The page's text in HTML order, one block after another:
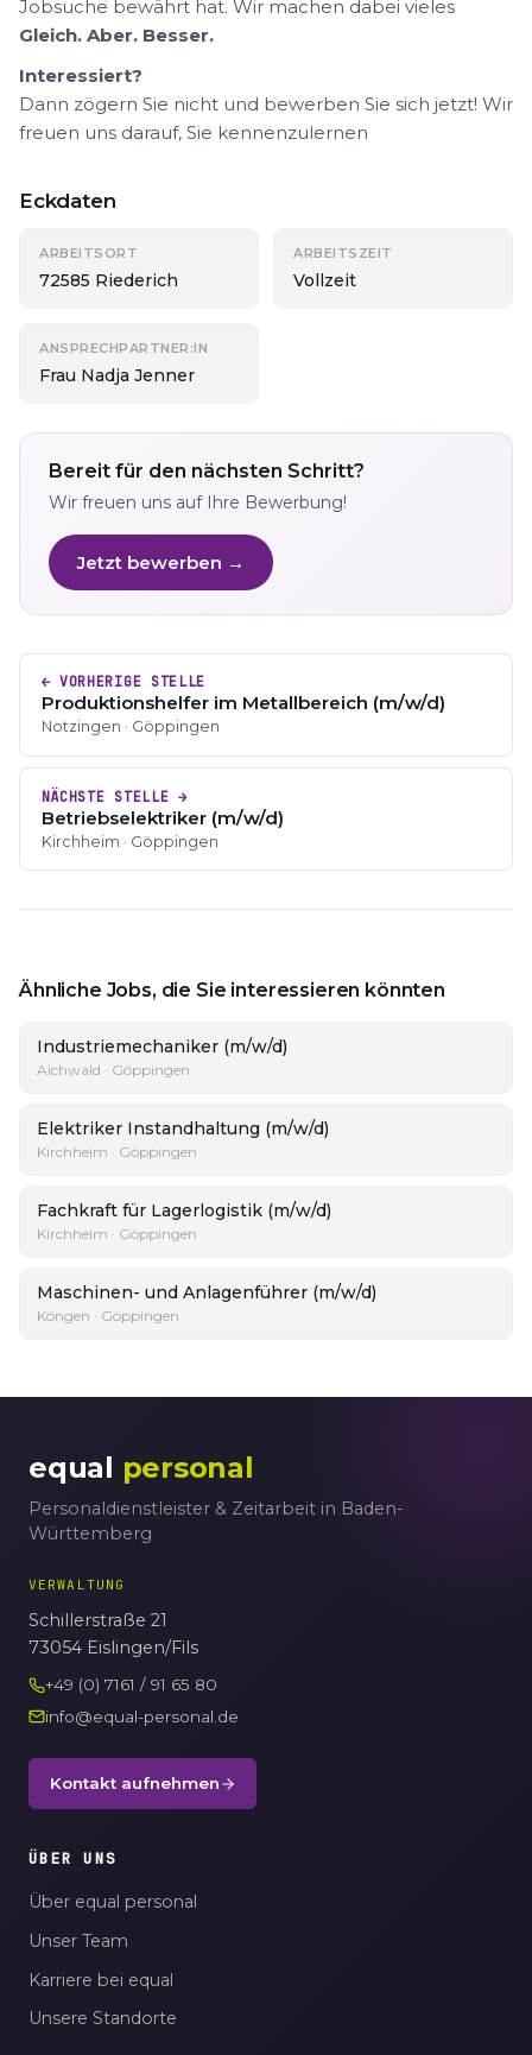
Jobsuche bewährt hat. Wir machen dabei vieles
Gleich. Aber. Besser.
Interessiert?
Dann zögern Sie nicht und bewerben Sie sich jetzt! Wir
freuen uns darauf, Sie kennenzulernen
Eckdaten
ARBEITSORT
72585 Riederich
ARBEITSZEIT
Vollzeit
ANSPRECHPARTNER:IN
Frau Nadja Jenner
Bereit für den nächsten Schritt?
Wir freuen uns auf Ihre Bewerbung!
Jetzt bewerben →
← VORHERIGE STELLE
Produktionshelfer im Metallbereich (m/w/d)
Notzingen · Göppingen
NÄCHSTE STELLE →
Betriebselektriker (m/w/d)
Kirchheim · Göppingen
Ähnliche Jobs, die Sie interessieren könnten
Industriemechaniker (m/w/d)
Aichwald · Göppingen
Elektriker Instandhaltung (m/w/d)
Kirchheim · Göppingen
Fachkraft für Lagerlogistik (m/w/d)
Kirchheim · Göppingen
Maschinen- und Anlagenführer (m/w/d)
Köngen · Göppingen
equal personal
Personaldienstleister & Zeitarbeit in Baden-
Württemberg
VERWALTUNG
Schillerstraße 21
73054 Eislingen/Fils
+49 (0) 7161 / 91 65 80
info@equal-personal.de
Kontakt aufnehmen
ÜBER UNS
Über equal personal
Unser Team
Karriere bei equal
Unsere Standorte